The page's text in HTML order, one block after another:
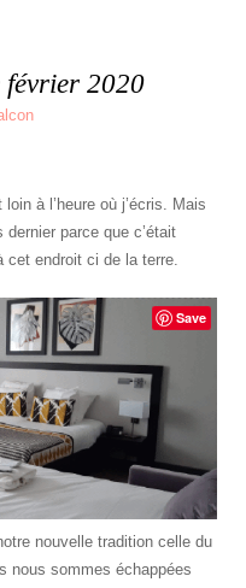
février 2020
à l’heure où j’écris. Mais
parce que c’était
endroit ci de la terre.
Save
nouvelle tradition celle du
nous sommes échappées